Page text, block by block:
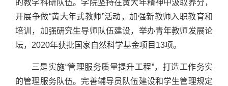
的教学科研队伍。学院坚持在黄大年精神中汲取养分，
开展争做“黄大年式教师”活动，加强新教师入职教育和
培训，加强研究生导师队伍建设，举办青年教师发展论
坛，2020年获批国家自然科学基金项目13项。
三是实施“管理服务质量提升工程”，打造工作务实
的管理服务队伍。完善辅导员队伍建设和学生管理规定